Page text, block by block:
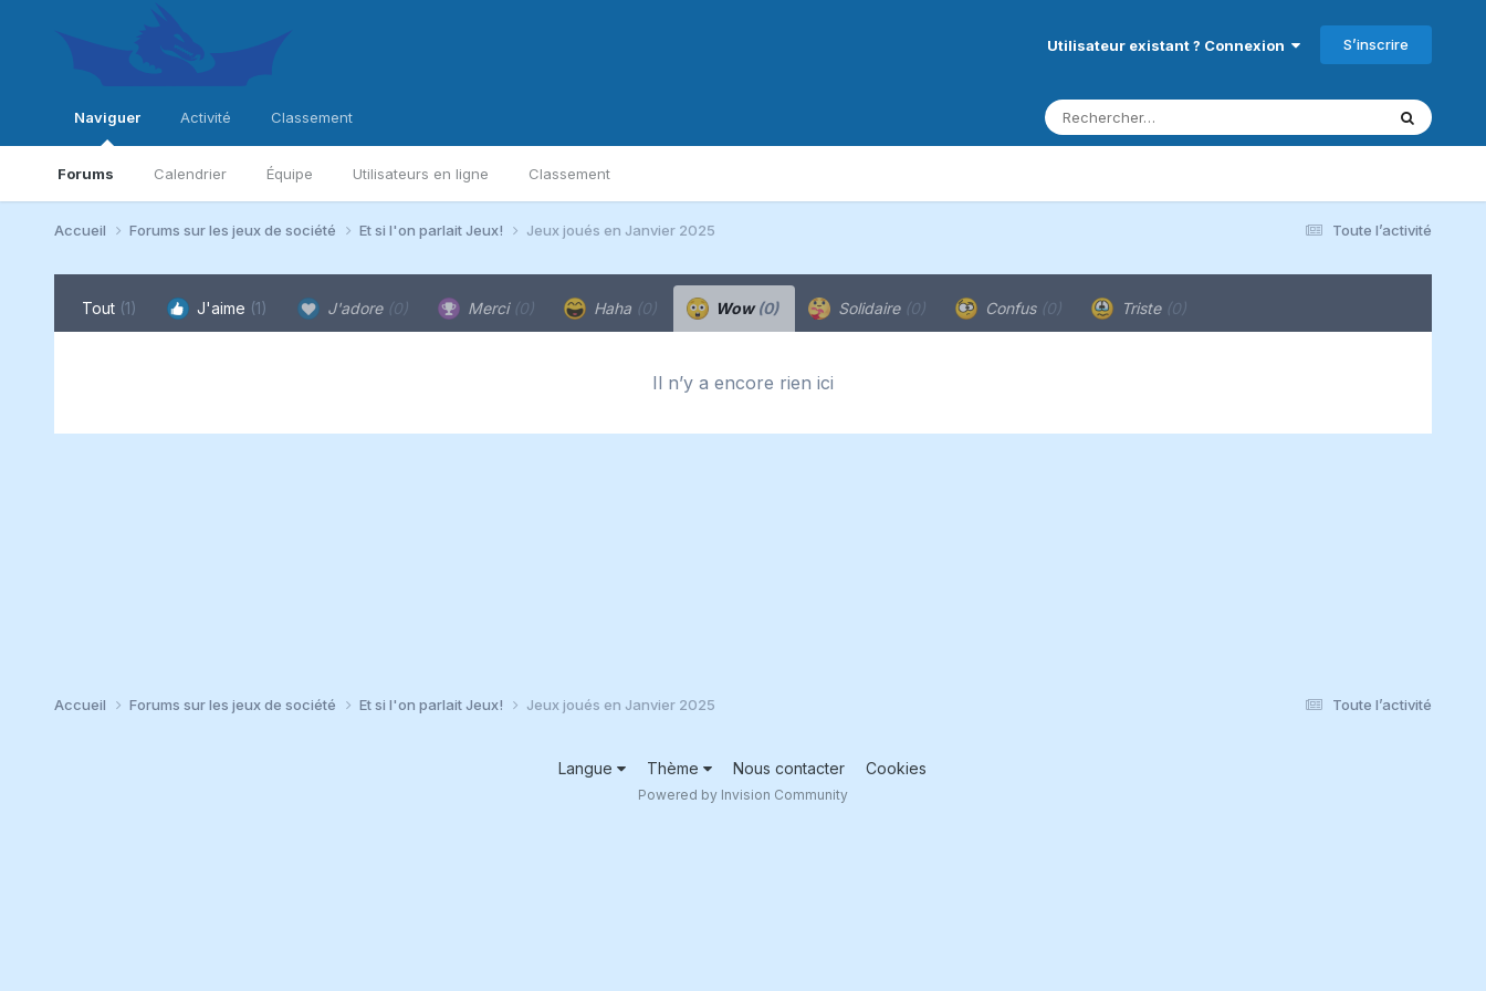
Utilisateur existant ? Connexion S’inscrire
Naviguer
Forums Calendrier Équipe Utilisateurs en ligne Classement
Activité Classement
Toute l’activité
Accueil Forums sur les jeux de société Et si l'on parlait Jeux! Jeux joués en Janvier 2025
Tout (1) J'aime (1) J'adore (0) Merci (0) Haha (0) Wow(0) Solidaire (0) Confus (0) Triste (0)
Il n’y a encore rien ici
Toute l’activité
Accueil Forums sur les jeux de société Et si l'on parlait Jeux! Jeux joués en Janvier 2025
Langue Thème Nous contacter Cookies
Powered by Invision Community